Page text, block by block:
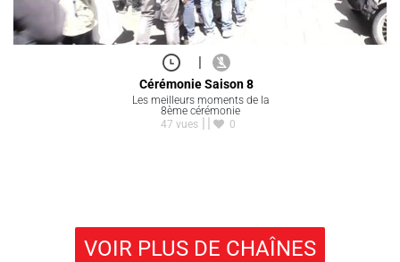
|
Cérémonie Saison 8
Les meilleurs moments de la
8ème cérémonie
47 vues
0
VOIR PLUS DE CHAÎNES